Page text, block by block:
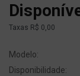
Taxas R$ 0,00
Modelo:
Disponibilidade: